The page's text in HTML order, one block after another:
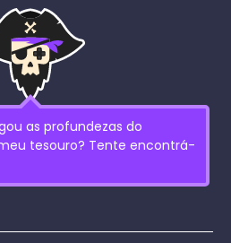
as profundezas do
tesouro? Tente encontrá-